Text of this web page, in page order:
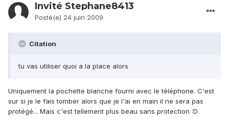
Invité Stephane8413
Posté(e) 24 juin 2009
Citation
tu vas utiliser quoi a la place alors
Uniquement la pochette blanche fourni avec le téléphone. C'est
sur si je le fais tomber alors que je l'ai en main il ne sera pas
protégé... Mais c'est tellement plus beau sans protection :D